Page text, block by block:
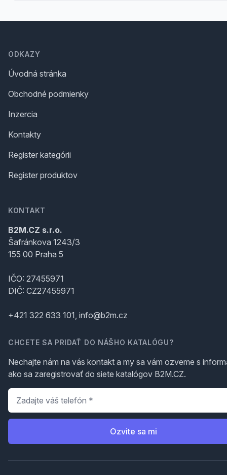
ODKAZY
Úvodná stránka
Obchodné podmienky
Inzercia
Kontakty
Register kategórii
Register produktov
KONTAKT
B2M.CZ s.r.o.
Šafránkova 1243/3
155 00 Praha 5
IČO: 27455971
DIČ: CZ27455971
+421 322 633 101, info@b2m.cz
CHCETE SA PRIDAŤ DO NÁŠHO KATALÓGU?
Nechajte nám na vás kontakt a my sa vám ozveme s
ako sa zaregistrovať do siete katalógov B2M.CZ.
Telefón
Ozvite sa mi